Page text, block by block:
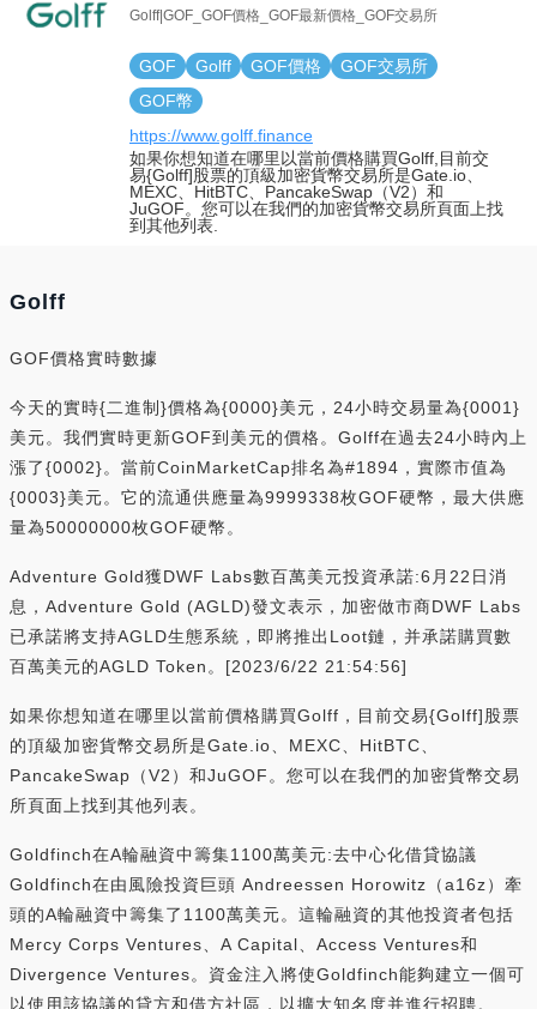
Golff|GOF_GOF價格_GOF最新價格_GOF交易所
GOF Golff GOF價格
GOF交易所
GOF幣
https://www.golff.finance
如果你想知道在哪里以當前價格購買Golff,目前交
易{Golff]股票的頂級加密貨幣交易所是Gate.io、
MEXC、HitBTC、PancakeSwap（V2）和
JuGOF。您可以在我們的加密貨幣交易所頁面上找
到其他列表.
Golff
GOF價格實時數據
今天的實時{二進制}價格為{0000}美元，24小時交易量為{0001}
美元。我們實時更新GOF到美元的價格。Golff在過去24小時內上
漲了{0002}。當前CoinMarketCap排名為#1894，實際市值為
{0003}美元。它的流通供應量為9999338枚GOF硬幣，最大供應
量為50000000枚GOF硬幣。
Adventure Gold獲DWF Labs數百萬美元投資承諾:6月22日消
息，Adventure Gold (AGLD)發文表示，加密做市商DWF Labs
已承諾將支持AGLD生態系統，即將推出Loot鏈，并承諾購買數
百萬美元的AGLD Token。[2023/6/22 21:54:56]
如果你想知道在哪里以當前價格購買Golff，目前交易{Golff]股票
的頂級加密貨幣交易所是Gate.io、MEXC、HitBTC、
PancakeSwap（V2）和JuGOF。您可以在我們的加密貨幣交易
所頁面上找到其他列表。
Goldfinch在A輪融資中籌集1100萬美元:去中心化借貸協議
Goldfinch在由風險投資巨頭 Andreessen Horowitz（a16z）牽
頭的A輪融資中籌集了1100萬美元。這輪融資的其他投資者包括
Mercy Corps Ventures、A Capital、Access Ventures和
Divergence Ventures。資金注入將使Goldfinch能夠建立一個可
以使用該協議的貸方和借方社區，以擴大知名度并進行招聘。